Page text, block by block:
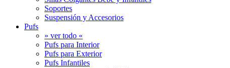
Soportes
Suspensión y Accesorios
Pufs
» ver todo «
Pufs para Interior
Pufs para Exterior
Pufs Infantiles